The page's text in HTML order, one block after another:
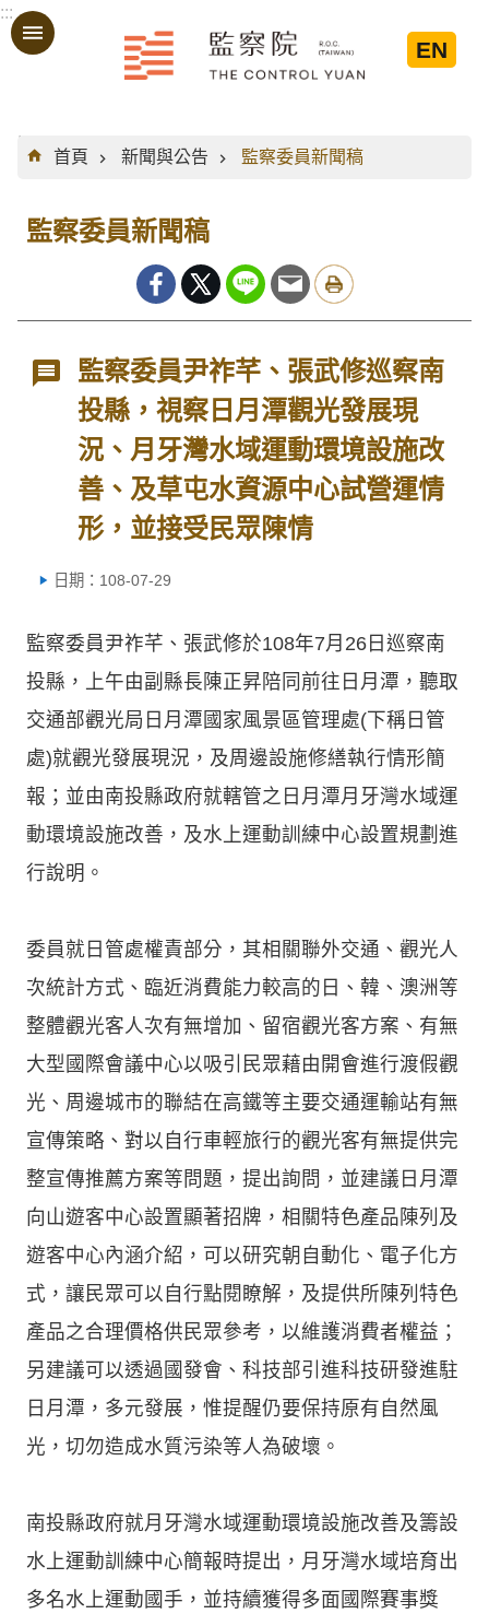
跳到主要內容區塊
:::
EN
:::
首頁
新聞與公告 監察委員新聞稿
監察委員新聞稿
監察委員尹祚芊、張武修巡察南
投縣，視察日月潭觀光發展現
況、月牙灣水域運動環境設施改
善、及草屯水資源中心試營運情
形，並接受民眾陳情
日期：108-07-29
監察委員尹祚芊、張武修於108年7月26日巡察南
投縣，上午由副縣長陳正昇陪同前往日月潭，聽取
交通部觀光局日月潭國家風景區管理處(下稱日管
處)就觀光發展現況，及周邊設施修繕執行情形簡
報；並由南投縣政府就轄管之日月潭月牙灣水域運
動環境設施改善，及水上運動訓練中心設置規劃進
行說明。
委員就日管處權責部分，其相關聯外交通、觀光人
次統計方式、臨近消費能力較高的日、韓、澳洲等
整體觀光客人次有無增加、留宿觀光客方案、有無
大型國際會議中心以吸引民眾藉由開會進行渡假觀
光、周邊城市的聯結在高鐵等主要交通運輸站有無
宣傳策略、對以自行車輕旅行的觀光客有無提供完
整宣傳推薦方案等問題，提出詢問，並建議日月潭
向山遊客中心設置顯著招牌，相關特色產品陳列及
遊客中心內涵介紹，可以研究朝自動化、電子化方
式，讓民眾可以自行點閱瞭解，及提供所陳列特色
產品之合理價格供民眾參考，以維護消費者權益；
另建議可以透過國發會、科技部引進科技研發進駐
日月潭，多元發展，惟提醒仍要保持原有自然風
光，切勿造成水質污染等人為破壞。
南投縣政府就月牙灣水域運動環境設施改善及籌設
水上運動訓練中心簡報時提出，月牙灣水域培育出
多名水上運動國手，並持續獲得多面國際賽事獎